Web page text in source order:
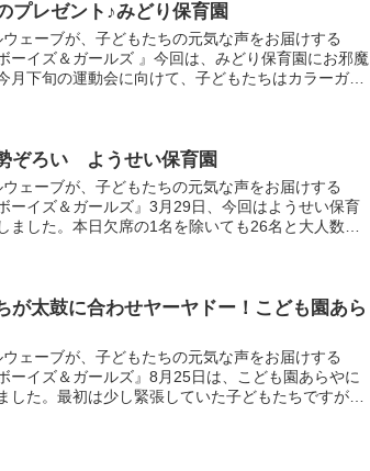
プレゼント♪みどり保育園
ェーブが、子どもたちの元気な声をお届けする
ーイズ＆ガールズ 』今回は、みどり保育園にお邪魔
月下旬の運動会に向けて、子どもたちはカラーガー
ぞろい ようせい保育園
ェーブが、子どもたちの元気な声をお届けする
ーイズ＆ガールズ』3月29日、今回はようせい保育
ました。本日欠席の1名を除いても26名と大人数の
が太鼓に合わせヤーヤドー！こども園あら
ェーブが、子どもたちの元気な声をお届けする
ーイズ＆ガールズ』8月25日は、こども園あらやに
した。最初は少し緊張していた子どもたちですが、